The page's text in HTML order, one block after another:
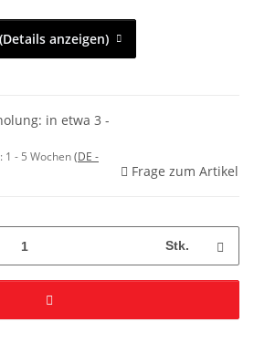
anzeigen)
in etwa 3 -
1 - 5 Wochen(DE -
Frage zum Artikel
Stk.